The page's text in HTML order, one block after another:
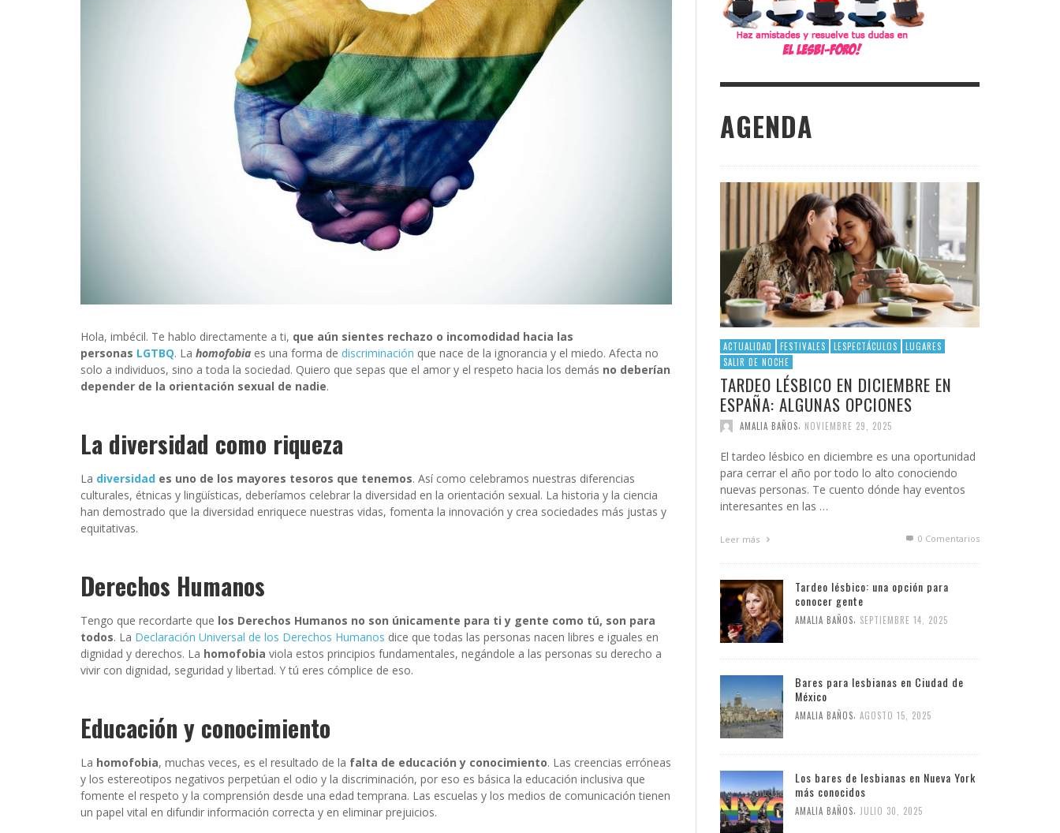
Hola, imbécil. Te hablo directamente a ti, que aún sientes rechazo o incomodidad hacia las
personas LGTBQ. La homofobia es una forma de discriminación que nace de la ignorancia y el miedo. Afecta no
solo a individuos, sino a toda la sociedad. Quiero que sepas que el amor y el respeto hacia los demás no deberían
depender de la orientación sexual de nadie.
La diversidad como riqueza
La diversidad es uno de los mayores tesoros que tenemos. Así como celebramos nuestras diferencias
culturales, étnicas y lingüísticas, deberíamos celebrar la diversidad en la orientación sexual. La historia y la ciencia
han demostrado que la diversidad enriquece nuestras vidas, fomenta la innovación y crea sociedades más justas y
equitativas.
Derechos Humanos
Tengo que recordarte que los Derechos Humanos no son únicamente para ti y gente como tú, son para
todos. La Declaración Universal de los Derechos Humanos dice que todas las personas nacen libres e iguales en
dignidad y derechos. La homofobia viola estos principios fundamentales, negándole a las personas su derecho a
vivir con dignidad, seguridad y libertad. Y tú eres cómplice de eso.
Educación y conocimiento
La homofobia, muchas veces, es el resultado de la falta de educación y conocimiento. Las creencias erróneas
y los estereotipos negativos perpetúan el odio y la discriminación, por eso es básica la educación inclusiva que
fomente el respeto y la comprensión desde una edad temprana. Las escuelas y los medios de comunicación tienen
un papel vital en difundir información correcta y en eliminar prejuicios.
AGENDA
ACTUALIDAD FESTIVALES LESPECTÁCULOS
LUGARES
SALIR DE NOCHE
TARDEO LÉSBICO EN DICIEMBRE EN
ESPAÑA: ALGUNAS OPCIONES
AMALIA BAÑOS, NOVIEMBRE 29, 2025
El tardeo lésbico en diciembre es una oportunidad
para cerrar el año por todo lo alto conociendo
nuevas personas. Te cuento dónde hay eventos
interesantes en las …
Leer más 0 Comentarios
Tardeo lésbico: una opción para
conocer gente
AMALIA BAÑOS SEPTIEMBRE 14, 2025
Bares para lesbianas en Ciudad de
México
AMALIA BAÑOS AGOSTO 15, 2025
Los bares de lesbianas en Nueva York
más conocidos
AMALIA BAÑOS JULIO 30, 2025